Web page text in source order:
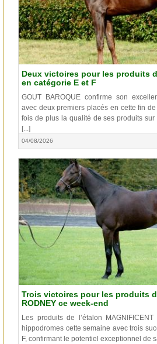
Deux victoires pour les produits
en catégorie E et F
GOUT BAROQUE confirme son
avec deux premiers placés en cette fin
fois de plus la qualité de ses produits
[...]
04/08/2026
Trois victoires pour les produits
RODNEY ce week-end
Les produits de l’étalon
hippodromes cette semaine avec trois
F, confirmant le potentiel exceptionnel de